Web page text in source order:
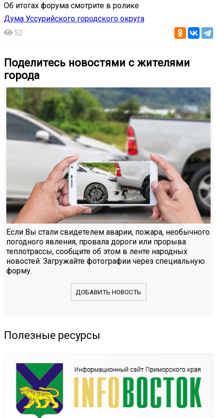
Об итогах форума смотрите в ролике
Дума Уссурийского городского округа
52
Поделитесь новостями с жителями
города
Если Вы стали свидетелем аварии, пожара, необычного
погодного явления, провала дороги или прорыва
теплотрассы, сообщите об этом в ленте народных
новостей. Загружайте фотографии через специальную
форму.
ДОБАВИТЬ НОВОСТЬ
Полезные ресурсы